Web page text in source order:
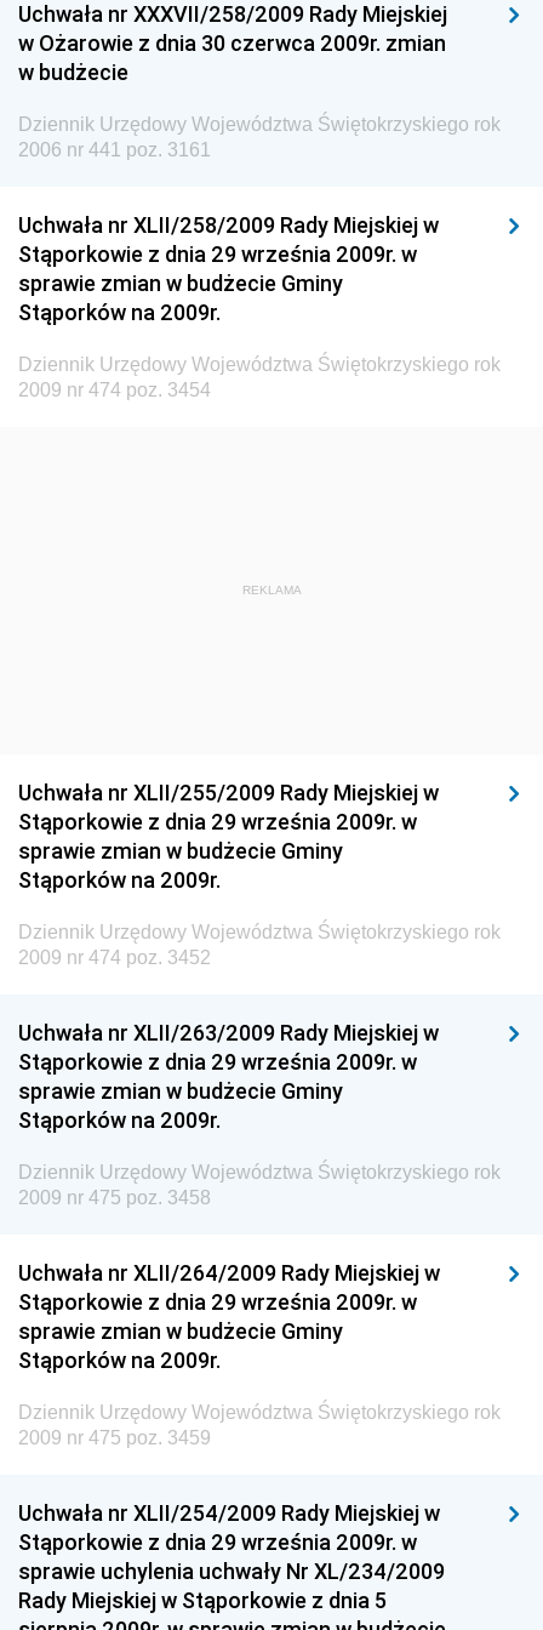
Dziennik Urzędowy Ministra Pracy i Polityki
Społecznej
Dziennik Urzędowy Urzędu Lotnictwa Cywilnego
Dziennik Urzędowy Ministerstwa Hutnictwa i
Przemysłu Maszynowego
Dziennik Urzędowy Ministerstwa Zdrowia i Opieki
Społecznej
Dziennik Urzędowy Ministerstwa Rolnictwa, Leśnictwa
i Gospodarki Żywnościowej
Dziennik Urzędowy Głównego Inspektora Ochrony
Dziennik Urzędowy Ministra Budownictwa i Przemysłu
Materiałów Budowlanych
Dziennik Urzędowy Ministra Infrastruktury i Rozwoju
Dziennik Urzędowy Głównego Inspektoratu Ochrony
Środowiska
Dziennik Urzędowy Generalnej Dyrekcji Ochrony
Dziennik Urzędowy Ministerstwa Administracji,
Gospodarki Terenowej i Ochrony Środowiska
Dziennik Urzędowy Ministerstwa Administracji i
Gospodarki Przestrzennej
Dziennik Urzędowy Unii Europejskiej, L
Dziennik Urzędowy Ministerstwa Przemysłu
Chemicznego i Lekkiego
Dziennik Urzędowy Ministerstwa Rolnictwa i
Gospodarki Żywnościowej
Dziennik Urzędowy Ministra Rodziny, Pracy i Polityki
Społecznej
Dziennik Urzędowy Ministra Rozwoju
Dziennik Urzędowy Ministra Infrastruktury i
Budownictwa
Dziennik Urzędowy Ministra Gospodarki Morskiej i
Uchwała nr XXXVII/258/2009 Rady Miejskiej
w Ożarowie z dnia 30 czerwca 2009r. zmian
w budżecie
Dziennik Urzędowy Województwa Świętokrzyskiego rok
2006 nr 441 poz. 3161
Uchwała nr XLII/258/2009 Rady Miejskiej w
Stąporkowie z dnia 29 września 2009r. w
sprawie zmian w budżecie Gminy
Stąporków na 2009r.
Dziennik Urzędowy Województwa Świętokrzyskiego rok
2009 nr 474 poz. 3454
REKLAMA
Uchwała nr XLII/255/2009 Rady Miejskiej w
Stąporkowie z dnia 29 września 2009r. w
sprawie zmian w budżecie Gminy
Stąporków na 2009r.
Dziennik Urzędowy Województwa Świętokrzyskiego rok
2009 nr 474 poz. 3452
Uchwała nr XLII/263/2009 Rady Miejskiej w
Stąporkowie z dnia 29 września 2009r. w
sprawie zmian w budżecie Gminy
Stąporków na 2009r.
Dziennik Urzędowy Województwa Świętokrzyskiego rok
2009 nr 475 poz. 3458
Uchwała nr XLII/264/2009 Rady Miejskiej w
Stąporkowie z dnia 29 września 2009r. w
sprawie zmian w budżecie Gminy
Stąporków na 2009r.
Dziennik Urzędowy Województwa Świętokrzyskiego rok
2009 nr 475 poz. 3459
Uchwała nr XLII/254/2009 Rady Miejskiej w
Stąporkowie z dnia 29 września 2009r. w
sprawie uchylenia uchwały Nr XL/234/2009
Rady Miejskiej w Stąporkowie z dnia 5